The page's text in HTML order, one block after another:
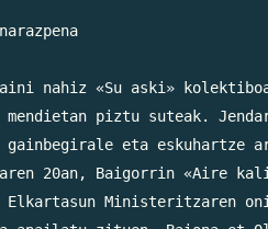
nahiz «Su aski»
piztu suteak.
eta eskuhartze
20an, Baigorrin «Aire
Elkartasun Ministeritzaren